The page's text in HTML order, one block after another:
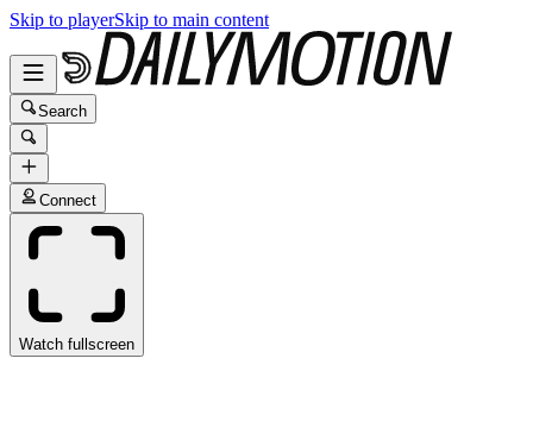
Skip to playerSkip to main content
Search
Connect
Watch fullscreen